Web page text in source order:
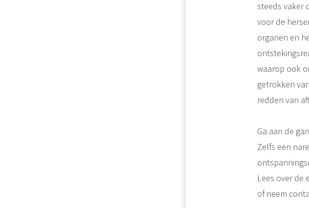
steeds vaker
voor de
organen en
waarop ook
getrokken
redden van
Ga aan de
Zelfs een
Lees over de
of neem